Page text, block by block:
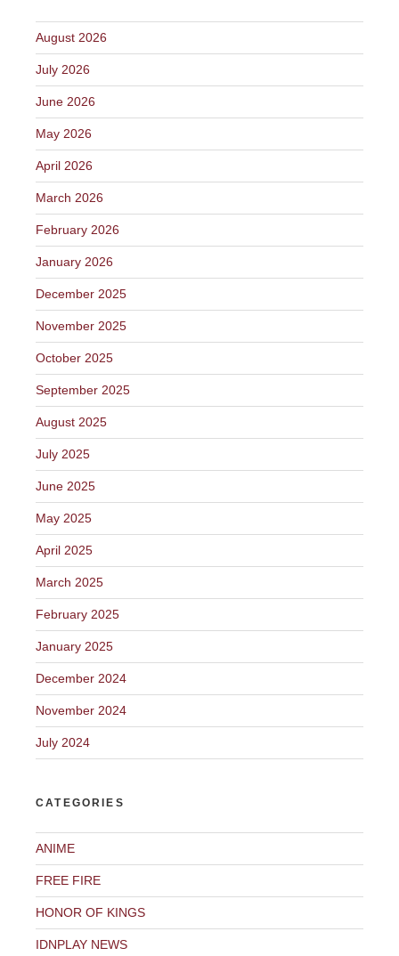
August 2026
July 2026
June 2026
May 2026
April 2026
March 2026
February 2026
January 2026
December 2025
November 2025
October 2025
September 2025
August 2025
July 2025
June 2025
May 2025
April 2025
March 2025
February 2025
January 2025
December 2024
November 2024
July 2024
CATEGORIES
ANIME
FREE FIRE
HONOR OF KINGS
IDNPLAY NEWS